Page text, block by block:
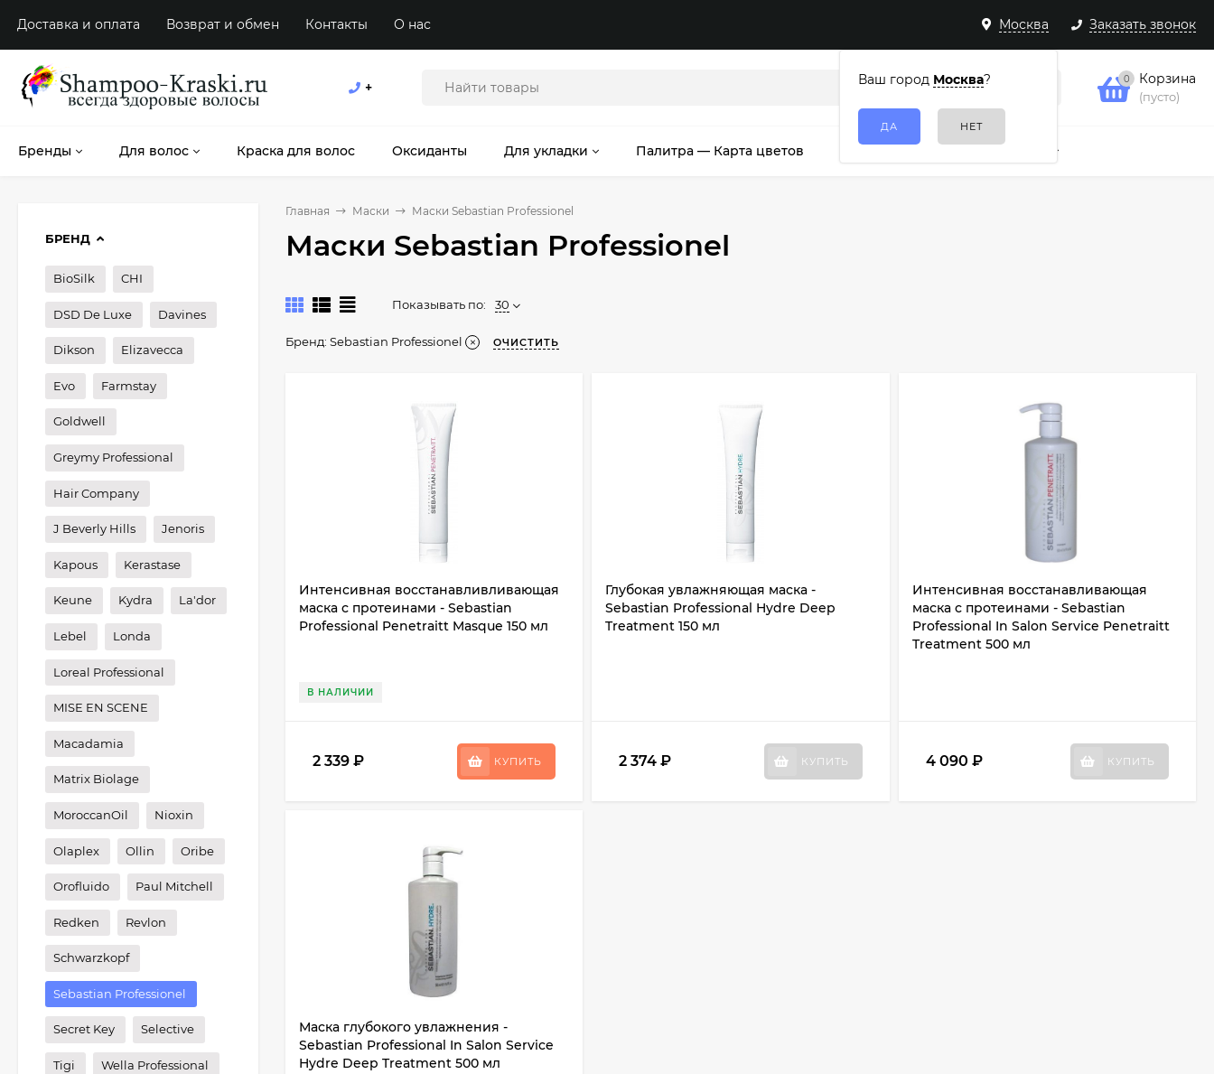
Москва
Ваш город Москва?
Заказать звонок
Доставка и оплата Возврат и обмен Контакты О нас
+
0 Корзина
(пусто)
Бренды Для волос Краска для волос Оксиданты Для укладки Палитра — Карта цветов
Главная Маски Маски Sebastian Professionel
Маски Sebastian Professionel
Показывать по: 30
Бренд: Sebastian Professionel ОЧИСТИТЬ
Интенсивная восстанавливливающая
маска с протеинами - Sebastian
Professional Penetraitt Masque 150 мл
В НАЛИЧИИ
2 339 ₽ КУПИТЬ
Глубокая увлажняющая маска -
Sebastian Professional Hydre Deep
Treatment 150 мл
2 374₽ КУПИТЬ
Интенсивная восстанавливающая
маска с протеинами - Sebastian
Professional In Salon Service Penetraitt
Treatment 500 мл
4 090 ₽ КУПИТЬ
Маска глубокого увлажнения -
Sebastian Professional In Salon Service
Hydre Deep Treatment 500 мл
БРЕНД
BioSilk CHI
DSD De Luxe Davines
Dikson Elizavecca
Evo Farmstay
Goldwell
Greymy Professional
Hair Company
J Beverly Hills Jenoris
Kapous Kerastase
Keune Kydra La'dor
Lebel Londa
Loreal Professional
MISE EN SCENE
Macadamia
Matrix Biolage
MoroccanOil Nioxin
Olaplex Ollin Oribe
Orofluido Paul Mitchell
Redken Revlon
Schwarzkopf
Sebastian Professionel
Secret Key Selective
Tigi Wella Professional